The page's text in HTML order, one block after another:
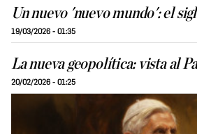
Un nuevo 'nuevo mundo': el
19/03/2026 - 01:35
La nueva geopolítica: vista al
20/02/2026 - 01:25